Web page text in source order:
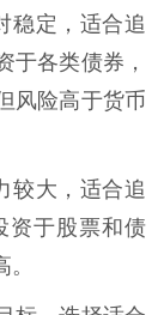
稳定，适合追
于各类债券，
风险高于货币
较大，适合追
资于股票和债